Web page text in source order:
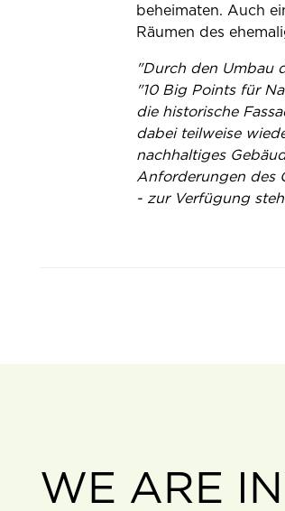
beheimaten. Auch
Räumen des
"Durch den Umbau
"10 Big Points für
die historische
dabei teilweise
nachhaltiges
Anforderungen des
- zur Verfügung
WE ARE